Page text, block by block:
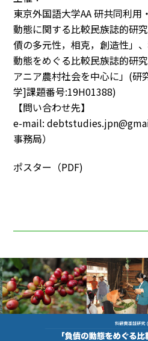
東京外国語大学AA 研共同利用
動態に関する比較民族誌的研
債の多元性，相克，創造性」
動態をめぐる比較民族誌的研
アニア農村社会を中心に」(研
学]課題番号:19H01388)
【問い合わせ先】
e-mail:
事務局）
ポスター（PDF)
footer
footer